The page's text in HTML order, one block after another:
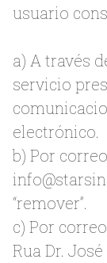
usuario
a) A través
servicio
electrónico.
b) Por
“remover”.
c) Por
Rua Dr.